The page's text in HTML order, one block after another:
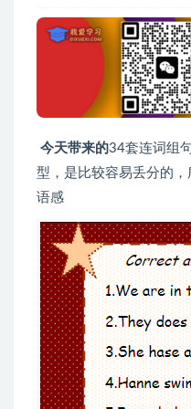
今天带来的34套连词组
型，是比较容易丢分的
语感